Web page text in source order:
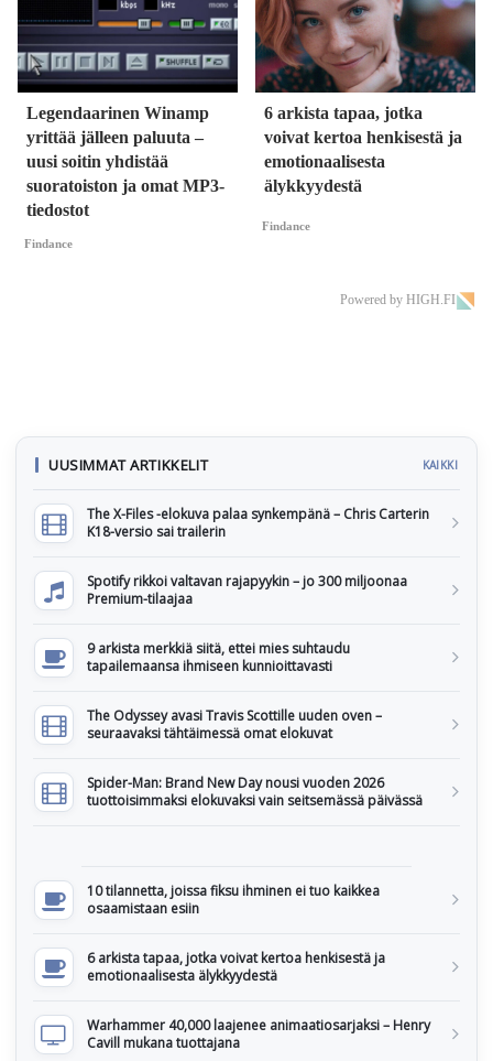
Legendaarinen Winamp
yrittää jälleen paluuta –
uusi soitin yhdistää
suoratoiston ja omat MP3-
tiedostot
Findance
6 arkista tapaa, jotka
voivat kertoa henkisestä ja
emotionaalisesta
älykkyydestä
Findance
Powered by HIGH.FI
UUSIMMAT ARTIKKELIT KAIKKI
The X-Files -elokuva palaa synkempänä – Chris Carterin
K18-versio sai trailerin
Spotify rikkoi valtavan rajapyykin – jo 300 miljoonaa
Premium-tilaajaa
9 arkista merkkiä siitä, ettei mies suhtaudu
tapailemaansa ihmiseen kunnioittavasti
The Odyssey avasi Travis Scottille uuden oven –
seuraavaksi tähtäimessä omat elokuvat
Spider-Man: Brand New Day nousi vuoden 2026
tuottoisimmaksi elokuvaksi vain seitsemässä päivässä
10 tilannetta, joissa fiksu ihminen ei tuo kaikkea
osaamistaan esiin
6 arkista tapaa, jotka voivat kertoa henkisestä ja
emotionaalisesta älykkyydestä
Warhammer 40,000 laajenee animaatiosarjaksi – Henry
Cavill mukana tuottajana